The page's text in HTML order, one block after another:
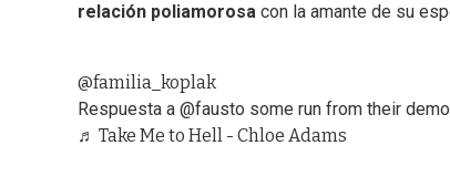
relación poliamorosa con la amante de su
@familia_koplak
Respuesta a @fausto some run from their
♬ Take Me to Hell - Chloe Adams